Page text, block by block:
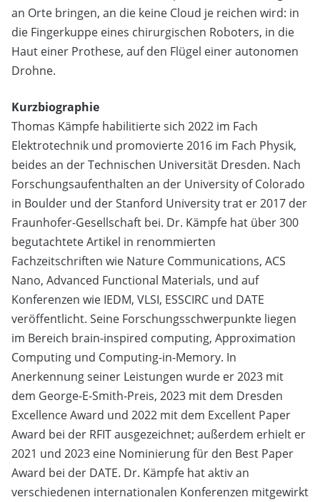
an Orte bringen, an die keine Cloud je reichen wird: in
die Fingerkuppe eines chirurgischen Roboters, in die
Haut einer Prothese, auf den Flügel einer autonomen
Drohne.
Kurzbiographie
Thomas Kämpfe habilitierte sich 2022 im Fach
Elektrotechnik und promovierte 2016 im Fach Physik,
beides an der Technischen Universität Dresden. Nach
Forschungsaufenthalten an der University of Colorado
in Boulder und der Stanford University trat er 2017 der
Fraunhofer-Gesellschaft bei. Dr. Kämpfe hat über 300
begutachtete Artikel in renommierten
Fachzeitschriften wie Nature Communications, ACS
Nano, Advanced Functional Materials, und auf
Konferenzen wie IEDM, VLSI, ESSCIRC und DATE
veröffentlicht. Seine Forschungsschwerpunkte liegen
im Bereich brain-inspired computing, Approximation
Computing und Computing-in-Memory. In
Anerkennung seiner Leistungen wurde er 2023 mit
dem George-E-Smith-Preis, 2023 mit dem Dresden
Excellence Award und 2022 mit dem Excellent Paper
Award bei der RFIT ausgezeichnet; außerdem erhielt er
2021 und 2023 eine Nominierung für den Best Paper
Award bei der DATE. Dr. Kämpfe hat aktiv an
verschiedenen internationalen Konferenzen mitgewirkt